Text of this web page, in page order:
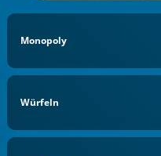
Monopoly
Würfeln